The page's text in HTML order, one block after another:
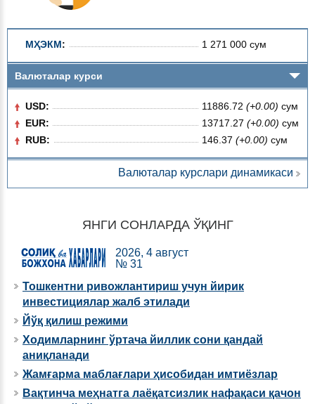
МҲЭКМ: 1 271 000 сум
Валюталар курси
USD: 11886.72 (+0.00) сум
EUR:
13717.27 (+0.00) сум
RUB:
146.37 (+0.00) сум
Валюталар курслари динамикаси
ЯНГИ СОНЛАРДА ЎҚИНГ
2026, 4 август
№ 31
Тошкентни ривожлантириш учун йирик
инвестициялар жалб этилади
Йўқ қилиш режими
Ходимларнинг ўртача йиллик сони қандай
аниқланади
Жамғарма маблағлари ҳисобидан имтиёзлар
Вақтинча меҳнатга лаёқатсизлик нафақаси қачон